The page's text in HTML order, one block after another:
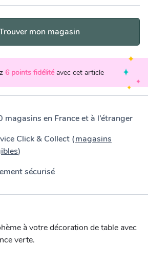
mon magasin
6 points fidélité avec cet article
magasins en France et à l’étranger
Click & Collect (magasins
)
sécurisé
à votre décoration de table avec
verte.